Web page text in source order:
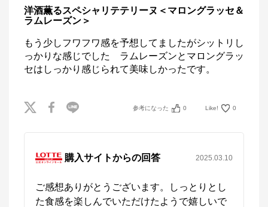
洋酒薫るスペシャリテテリーヌ＜マロングラッセ＆
ラムレーズン＞
もう少しフワフワ感を予想してましたがシットリし
っかりな感じでした　ラムレーズンとマロングラッ
セはしっかり感じられて美味しかったです。
参考になった 0 Like! 0
購入サイトからの回答 2025.03.10
ご感想ありがとうございます。しっとりとし
た食感を楽しんでいただけたようで嬉しいで